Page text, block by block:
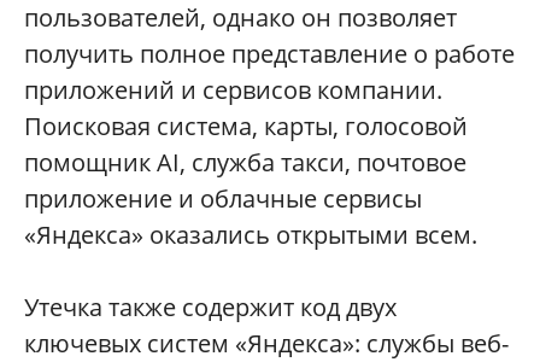
пользователей, однако он позволяет
получить полное представление о работе
приложений и сервисов компании.
Поисковая система, карты, голосовой
помощник AI, служба такси, почтовое
приложение и облачные сервисы
«Яндекса» оказались открытыми всем.
Утечка также содержит код двух
ключевых систем «Яндекса»: службы веб-